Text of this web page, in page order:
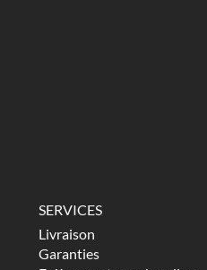
SERVICES
Livraison
Garanties